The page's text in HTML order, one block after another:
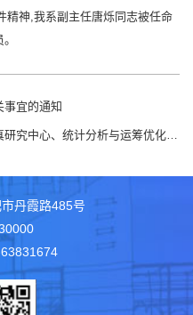
精神,我系副主任唐烁同志被任命
宜的通知
心、统计分析与运筹优化研究中心
丹霞路485号